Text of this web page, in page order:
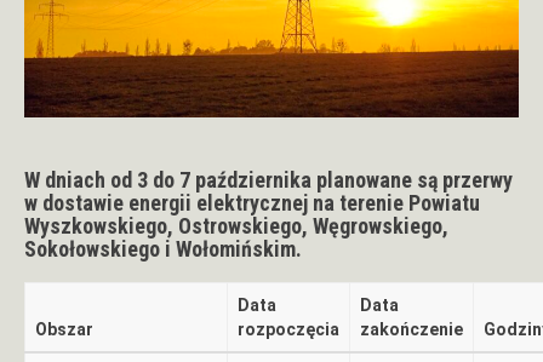
W dniach od 3 do 7 października planowane są przerwy
w dostawie energii elektrycznej na terenie Powiatu
Wyszkowskiego, Ostrowskiego, Węgrowskiego,
Sokołowskiego i Wołomińskim.
Obszar
Data
rozpoczęcia
Data
zakończenie